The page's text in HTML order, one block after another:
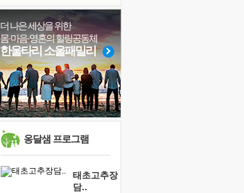
꿈이 실제가 되는 것
'말 타는 법'을 먼저
졸업식 사진을 보며
아픈 아버지를 위한 공간 설계
극심한 변비, 어깨결림, 수면 장애
보고 싶은 어머니
유년 시절의 부산 영도 바다
못된 꼰대들
거울 속의 나
#링컨학교
#위기
#바이러스
#아이들
#희망
#힐링
#비전캠프
#삶
#건강
#나눔
#유튜브
#선택
더 나은 세상을 위한
몸·마음·영혼의 힐링공동체
한울타리 소울패밀리
옹달샘 프로그램
태초고추장
담..